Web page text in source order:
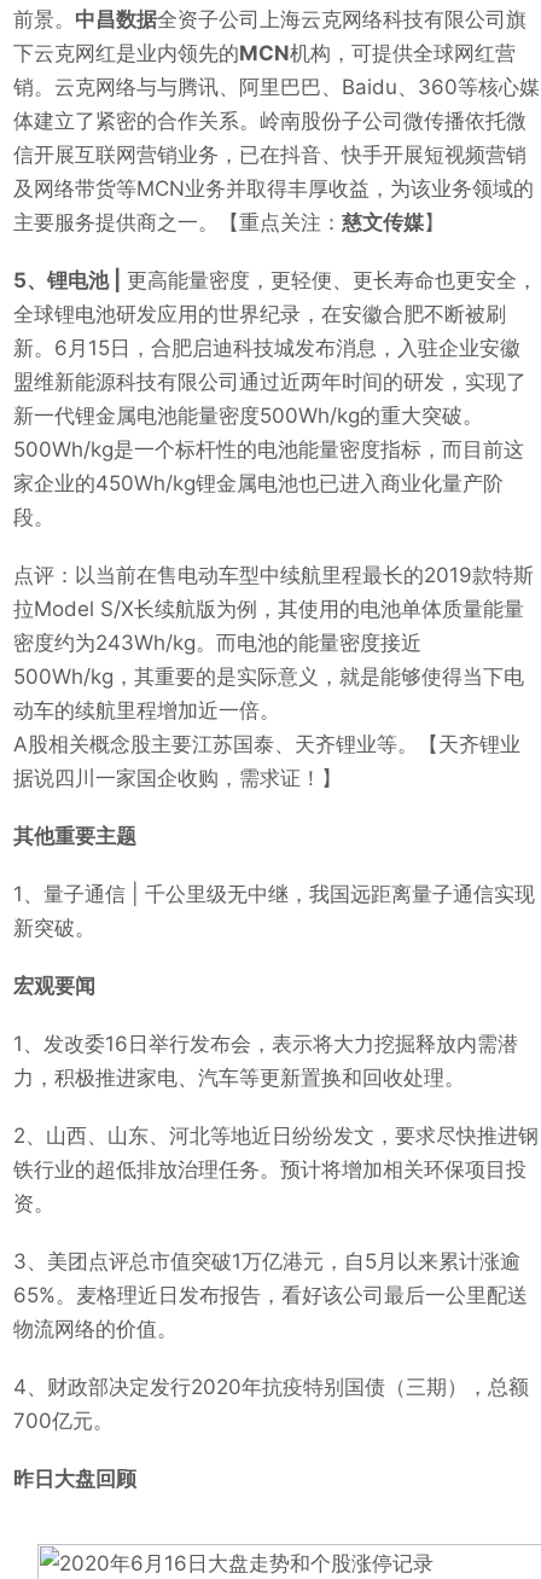
前景。 中昌数据全资子公司上海云克网络科技有限公司旗
下云克网红是业内领先的MCN机构，可提供全球网红营
销。云克网络与与腾讯、阿里巴巴、Baidu、360等核心媒
体建立了紧密的合作关系。岭南股份子公司微传播依托微
信开展互联网营销业务，已在抖音、快手开展短视频营销
及网络带货等MCN业务并取得丰厚收益，为该业务领域的
主要服务提供商之一。【重点关注：慈文传媒】
5、锂电池 |
更高能量密度，更轻便、更长寿命也更安全，
全球锂电池研发应用的世界纪录，在安徽合肥不断被刷
新。6月15日，合肥启迪科技城发布消息，入驻企业安徽
盟维新能源科技有限公司通过近两年时间的研发，实现了
新一代锂金属电池能量密度500Wh/kg的重大突破。
500Wh/kg是一个标杆性的电池能量密度指标，而目前这
家企业的450Wh/kg锂金属电池也已进入商业化量产阶
段。
点评：以当前在售电动车型中续航里程最长的2019款特斯
拉Model S/X长续航版为例，其使用的电池单体质量能量
密度约为243Wh/kg。而电池的能量密度接近
500Wh/kg，其重要的是实际意义，就是能够使得当下电
动车的续航里程增加近一倍。
A股相关概念股主要江苏国泰、天齐锂业等。【天齐锂业
据说四川一家国企收购，需求证！】
其他重要主题
1、量子通信 | 千公里级无中继，我国远距离量子通信实现
新突破。
宏观要闻
1、发改委16日举行发布会，表示将大力挖掘释放内需潜
力，积极推进家电、汽车等更新置换和回收处理。
2、山西、山东、河北等地近日纷纷发文，要求尽快推进钢
铁行业的超低排放治理任务。预计将增加相关环保项目投
资。
3、美团点评总市值突破1万亿港元，自5月以来累计涨逾
65%。麦格理近日发布报告，看好该公司最后一公里配送
物流网络的价值。
4、财政部决定发行2020年抗疫特别国债（三期），总额
700亿元。
昨日大盘回顾